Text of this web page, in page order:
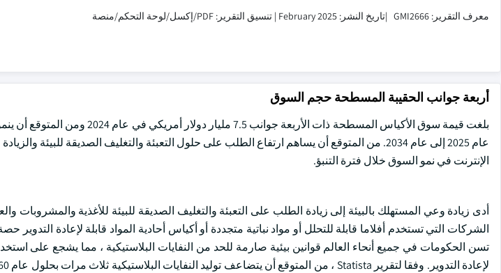
معرف التقرير: GMI2666 |تاريخ النشر: February 2025 | تنسيق التقرير: PDF/إكسل/لوحة التحكم/منصة
أربعة جوانب الحقيبة المسطحة حجم السوق
عام 2025 إلى عام 2034. من المتوقع أن يساهم ارتفاع الطلب على حلول التعبئة والتغليف الصديقة للبيئة
الإنترنت في نمو السوق خلال فترة التنبؤ.
أدى زيادة وعي المستهلك بالبيئة إلى زيادة الطلب على التعبئة والتغليف الصديقة للبيئة للأغذية والمشروبات
الشركات التي تستخدم أفلاما قابلة للتحلل أو مواد نباتية متجددة أو أكياس أحادية المواد قابلة لإعادة
تسن الحكومات في جميع أنحاء العالم قوانين بيئية صارمة للحد من النفايات البلاستيكية ، مما يشجع على